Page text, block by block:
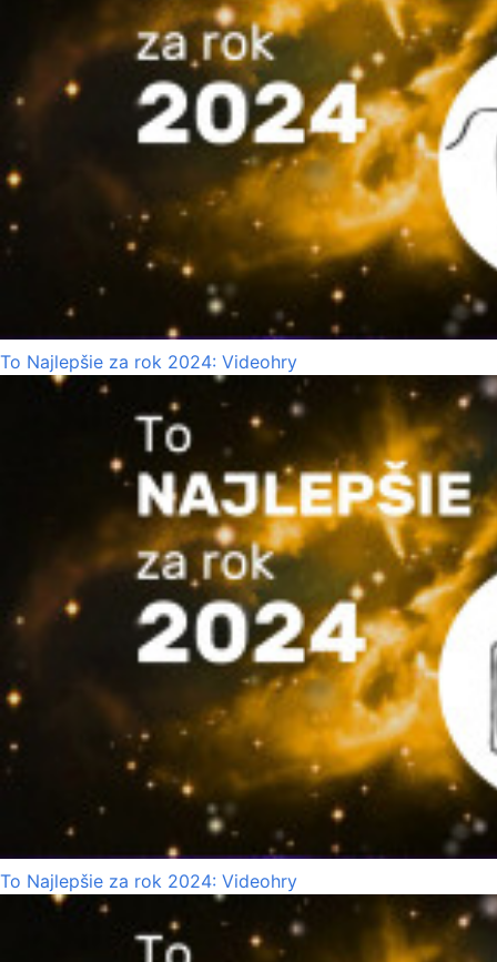
To Najlepšie za rok 2024: Videohry
To Najlepšie za rok 2024: Videohry